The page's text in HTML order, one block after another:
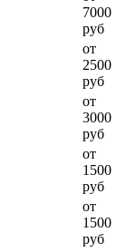
7000
руб
от
2500
руб
от
3000
руб
от
1500
руб
от
1500
руб